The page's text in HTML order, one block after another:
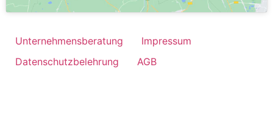
Unternehmensberatung
Impressum
Datenschutzbelehrung
AGB